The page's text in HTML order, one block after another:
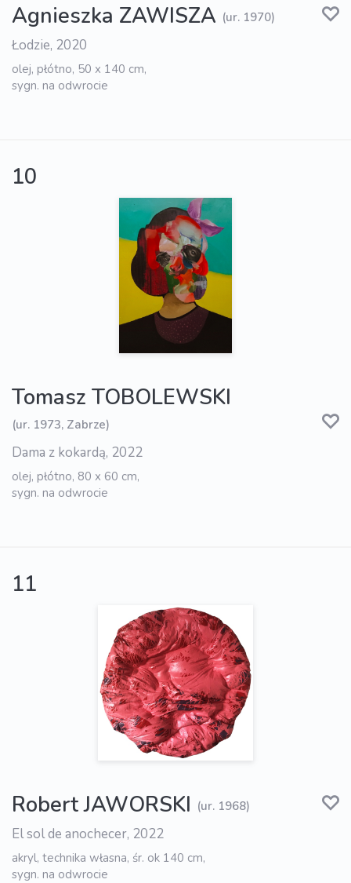
Agnieszka ZAWISZA (ur. 1970)
Łodzie, 2020
olej, płótno, 50 x 140 cm,
sygn. na odwrocie
10
Tomasz TOBOLEWSKI
(ur. 1973, Zabrze)
Dama z kokardą, 2022
olej, płótno, 80 x 60 cm,
sygn. na odwrocie
11
Robert JAWORSKI (ur. 1968)
El sol de anochecer, 2022
akryl, technika własna, śr. ok 140 cm,
sygn. na odwrocie